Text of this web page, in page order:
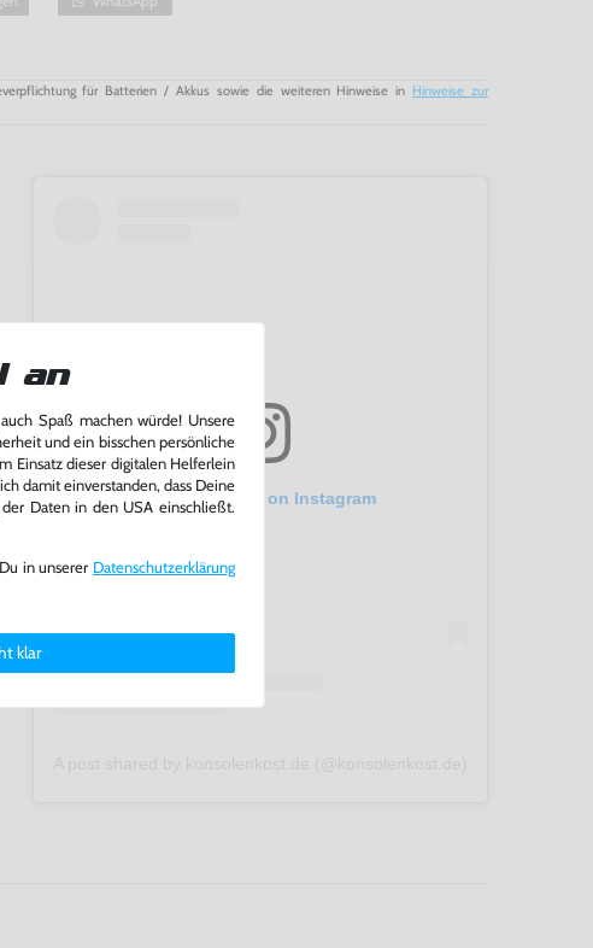
für Batterien / Akkus sowie die weiteren Hinweise in Hinweise zur
View this post on Instagram
an
Spaß machen würde! Unsere
und ein bisschen persönliche
Einsatz dieser digitalen Helferlein
damit einverstanden, dass Deine
Daten in den USA einschließt.
in unserer Daten­schutz­erklärung
klar